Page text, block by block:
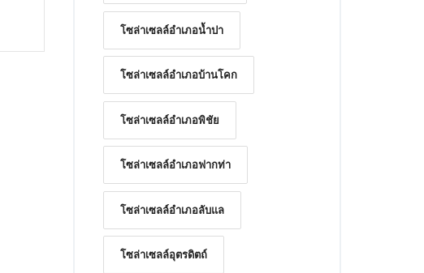
โซล่าเซลล์อำเภอน้ำปา
โซล่าเซลล์อำเภอบ้านโคก
โซล่าเซลล์อำเภอพิชัย
โซล่าเซลล์อำเภอฟากท่า
โซล่าเซลล์อำเภอลับแล
โซล่าเซลล์อุตรดิตถ์